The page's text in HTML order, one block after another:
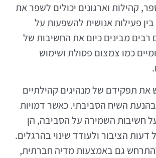
קהילות וארגונים יכולים לשפר את
פעילות אנושית להשפעות על
רבים מבינים כיום את החשיבות של
כמו צמצום פסולת ושימוש
את תפקידם של מנהיגים קהילתיים
בהנעת השיח הסביבתי. כאשר דמויות
חשיבות השמירה על הסביבה, הן
דעות הציבור ולעודד שינוי בהרגלים.
להתרחש גם באמצעות מדיה חברתית,